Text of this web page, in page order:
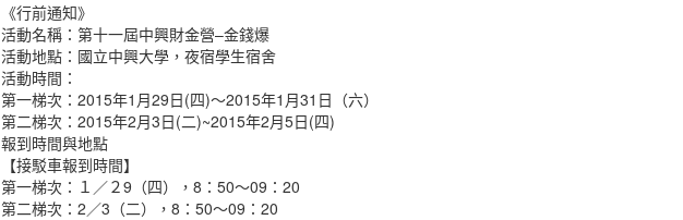
《行前通知》
活動名稱：第十一屆中興財金營–金錢爆
活動地點：國立中興大學，夜宿學生宿舍
活動時間：
第一梯次：2015年1月29日(四)～2015年1月31日（六）
第二梯次：2015年2月3日(二)~2015年2月5日(四)
報到時間與地點
【接駁車報到時間】
第一梯次：１／２9（四），8：50～09：20
第二梯次：2／3（二），8：50～09：20